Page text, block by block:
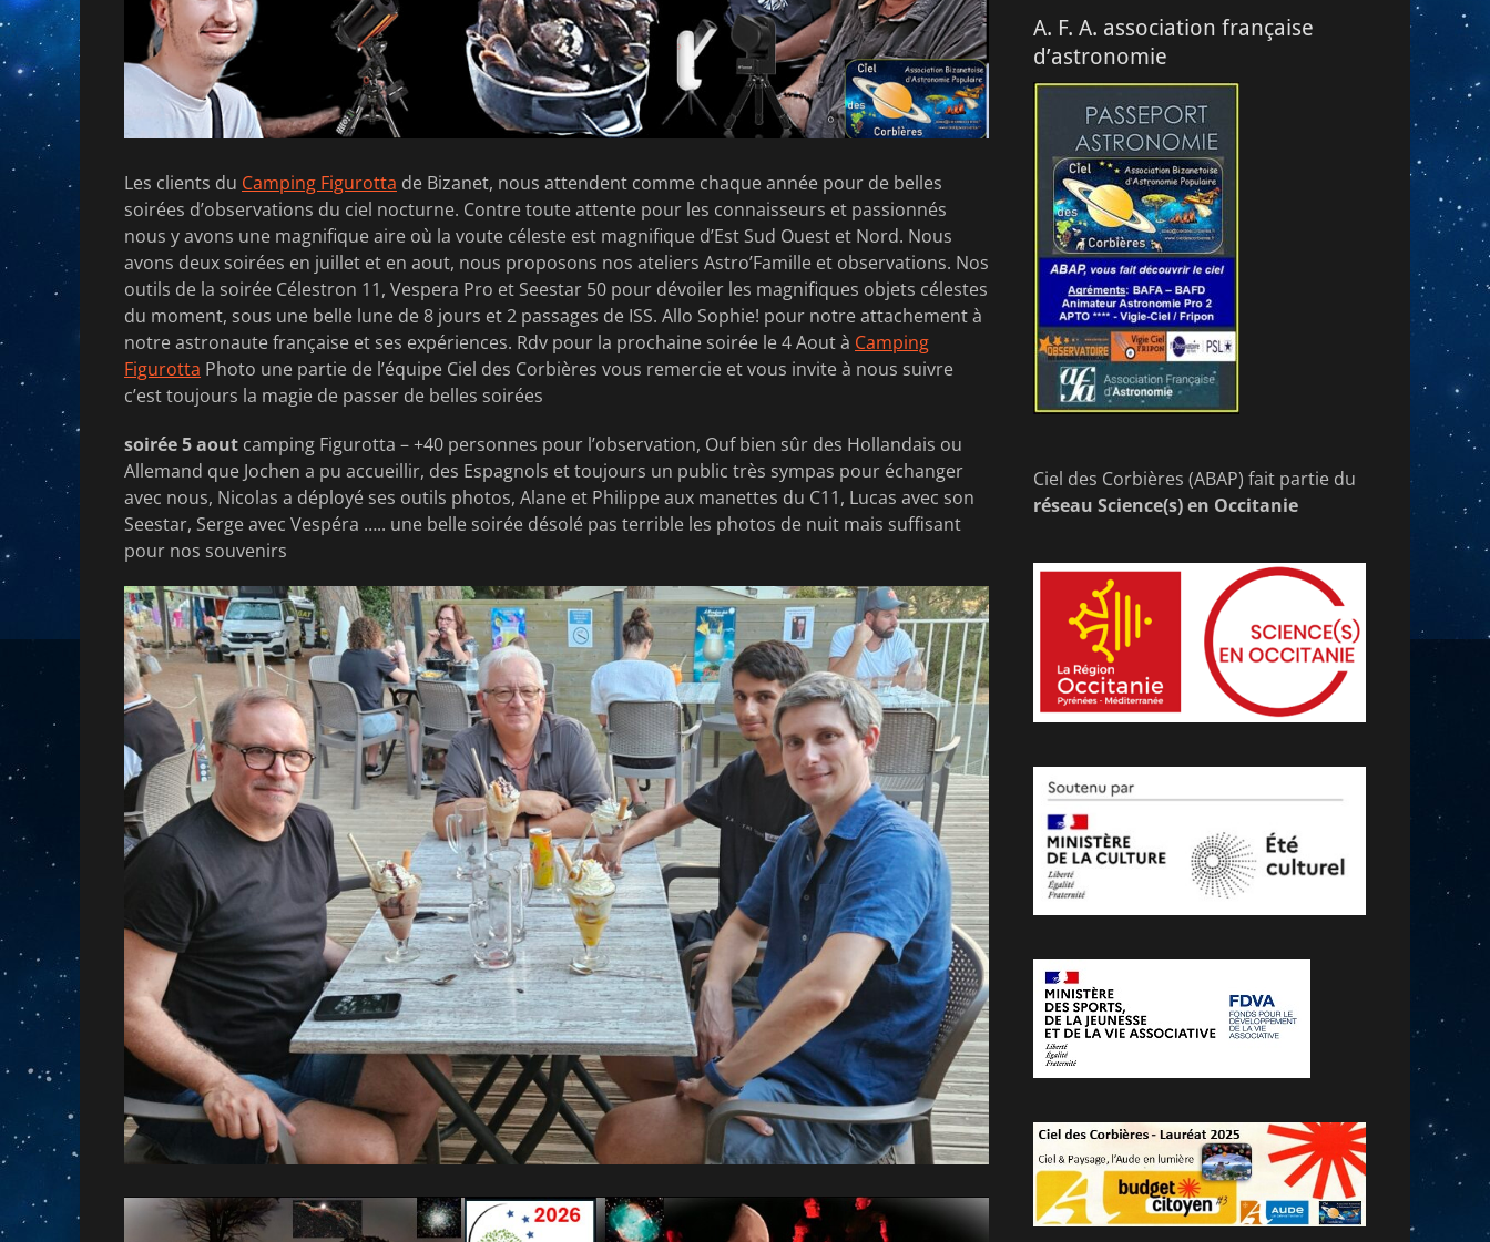
Les clients du Camping Figurotta de Bizanet, nous attendent comme chaque année pour de belles
soirées d’observations du ciel nocturne. Contre toute attente pour les connaisseurs et passionnés
nous y avons une magnifique aire où la voute céleste est magnifique d’Est Sud Ouest et Nord. Nous
avons deux soirées en juillet et en aout, nous proposons nos ateliers Astro’Famille et observations. Nos
outils de la soirée Célestron 11, Vespera Pro et Seestar 50 pour dévoiler les magnifiques objets célestes
du moment, sous une belle lune de 8 jours et 2 passages de ISS. Allo Sophie! pour notre attachement à
notre astronaute française et ses expériences. Rdv pour la prochaine soirée le 4 Aout à Camping
Figurotta Photo une partie de l’équipe Ciel des Corbières vous remercie et vous invite à nous suivre
c’est toujours la magie de passer de belles soirées
soirée 5 aout camping Figurotta – +40 personnes pour l’observation, Ouf bien sûr des Hollandais ou
Allemand que Jochen a pu accueillir, des Espagnols et toujours un public très sympas pour échanger
avec nous, Nicolas a déployé ses outils photos, Alane et Philippe aux manettes du C11, Lucas avec son
Seestar, Serge avec Vespéra ….. une belle soirée désolé pas terrible les photos de nuit mais suffisant
pour nos souvenirs
A. F. A. association française
d’astronomie
Ciel des Corbières (ABAP) fait partie du
réseau Science(s) en Occitanie